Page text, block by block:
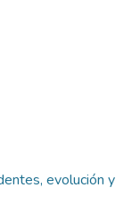
evolución y